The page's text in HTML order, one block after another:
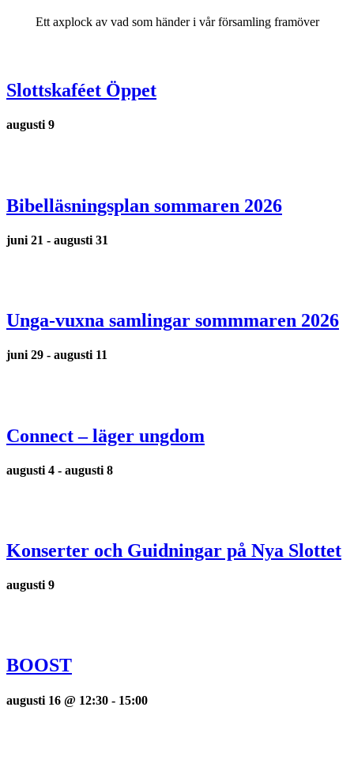
Ett axplock av vad som händer i vår församling framöver
Slottskaféet Öppet
augusti 9
Bibelläsningsplan sommaren 2026
juni 21 - augusti 31
Unga-vuxna samlingar sommmaren 2026
juni 29 - augusti 11
Connect – läger ungdom
augusti 4 - augusti 8
Konserter och Guidningar på Nya Slottet
augusti 9
BOOST
augusti 16 @ 12:30 - 15:00